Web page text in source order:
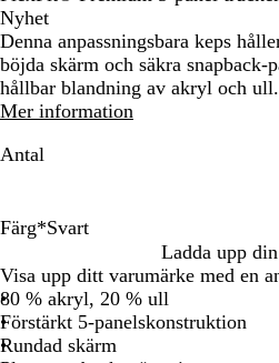
att
panorera
Nyhet
Denna anpassningsbara keps
böjda skärm och säkra
hållbar blandning av akryl och ull.
Mer information
Antal
Färg*Svart
v
a
r
t
i
t
a
r
i
n
t
e
n
ö
d
b
r
r
å
m
e
ö
d
j
u
s
l
a
l
l
a
r
i
s
m
Ladda upp
Visa upp ditt varumärke med en
80 % akryl, 20 % ull
Förstärkt 5-panelskonstruktion
Rundad skärm